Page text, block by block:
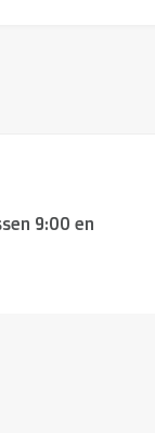
9:00 en